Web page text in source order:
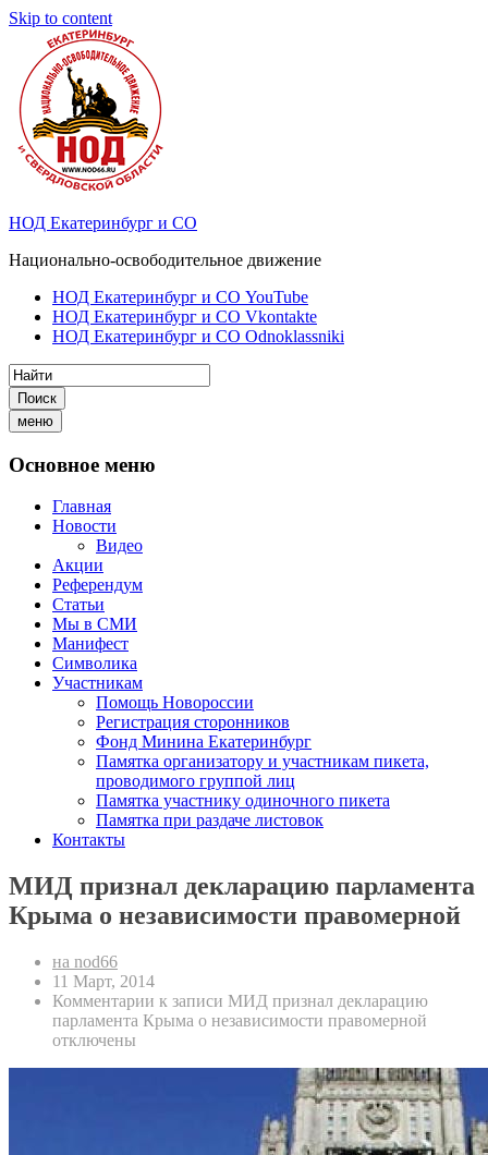
Skip to content
НОД Екатеринбург и СО
Национально-освободительное движение
НОД Екатеринбург и СО YouTube
НОД Екатеринбург и СО Vkontakte
НОД Екатеринбург и СО Odnoklassniki
Поиск
меню
Основное меню
Главная
Новости
Видео
Акции
Референдум
Статьи
Мы в СМИ
Манифест
Символика
Участникам
Помощь Новороссии
Регистрация сторонников
Фонд Минина Екатеринбург
Памятка организатору и участникам пикета,
проводимого группой лиц
Памятка участнику одиночного пикета
Памятка при раздаче листовок
Контакты
МИД признал декларацию парламента
Крыма о независимости правомерной
на nod66
11 Март, 2014
Комментарии к записи МИД признал декларацию
парламента Крыма о независимости правомерной
отключены